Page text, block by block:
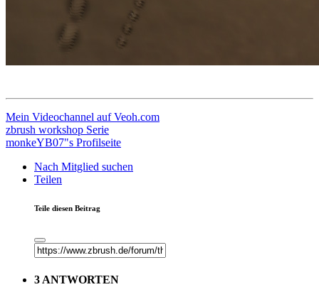
Mein Videochannel auf Veoh.com
zbrush workshop Serie
monkeYB07"s Profilseite
Nach Mitglied suchen
Teilen
Teile diesen Beitrag
3 ANTWORTEN